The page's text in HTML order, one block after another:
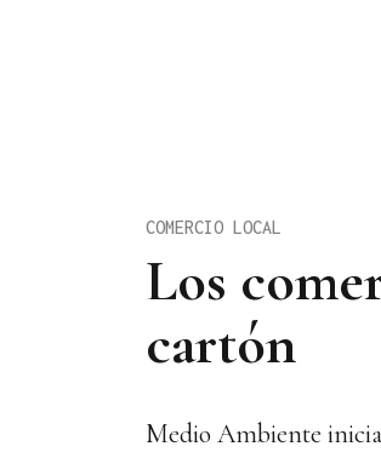
Los
cartón
COMERCIO LOCAL
Medio Ambiente